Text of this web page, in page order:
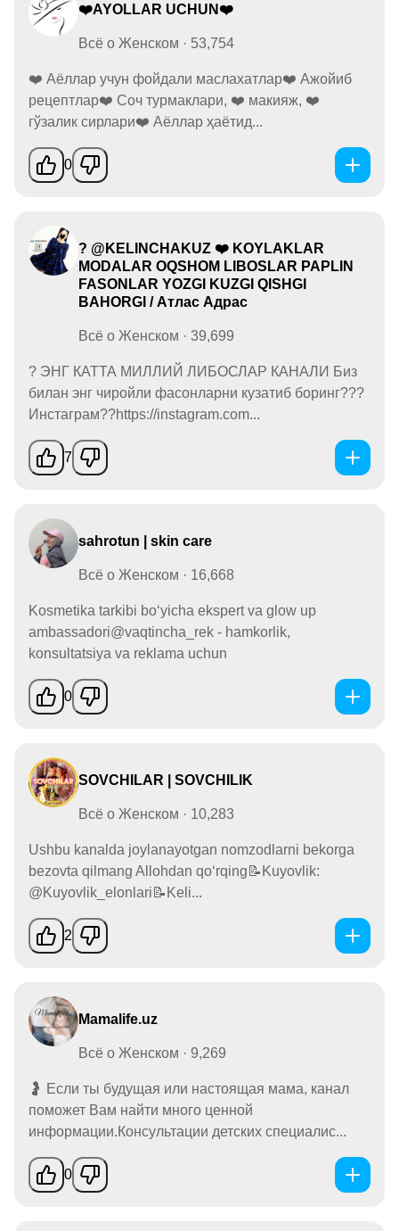
❤️AYOLLAR UCHUN❤️
Всё о Женском · 53,754
❤️ Аёллар учун фойдали маслахатлар❤️ Ажойиб
рецептлар❤️ Соч турмаклари, ❤️ макияж, ❤️
гўзалик сирлари❤️ Аёллар ҳаётид...
0
? @KELINCHAKUZ ❤️ KOYLAKLAR
MODALAR OQSHOM LIBOSLAR PAPLIN
FASONLAR YOZGI KUZGI QISHGI
BAHORGI / Атлас Адрас
Всё о Женском · 39,699
? ЭНГ КАТТА МИЛЛИЙ ЛИБОСЛАР КАНАЛИ Биз
билан энг чиройли фасонларни кузатиб боринг???
Инстаграм??https://instagram.com...
7
sahrotun | skin care
Всё о Женском · 16,668
Kosmetika tarkibi boʻyicha ekspert va glow up
ambassadori@vaqtincha_rek - hamkorlik,
konsultatsiya va reklama uchun
0
SOVCHILAR | SOVCHILIK
Всё о Женском · 10,283
Ushbu kanalda joylanayotgan nomzodlarni bekorga
bezovta qilmang Allohdan qo‘rqing📝Kuyovlik:
@Kuyovlik_elonlari📝Keli...
2
Mamalife.uz
Всё о Женском · 9,269
🤰 Если ты будущая или настоящая мама, канал
поможет Вам найти много ценной
информации.Консультации детских специалис...
0